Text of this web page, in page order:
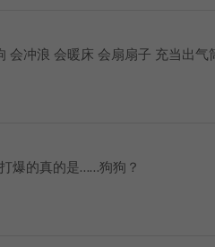
会冲浪 会暖床 会扇扇子 充当出
爆的真的是……狗狗？